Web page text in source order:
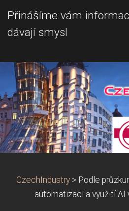
Přinášíme vám
dávají smysl
CzechIndustry > Podle
automatizaci a využití AI